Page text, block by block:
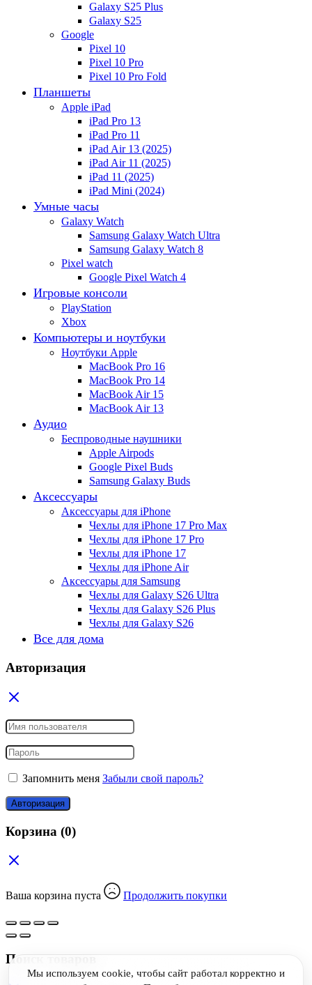
Мы используем cookie, чтобы сайт работал корректно и
Galaxy S25 Plus
Galaxy S25
Google
Pixel 10
Pixel 10 Pro
Pixel 10 Pro Fold
Планшеты
Apple iPad
iPad Pro 13
iPad Pro 11
iPad Air 13 (2025)
iPad Air 11 (2025)
iPad 11 (2025)
iPad Mini (2024)
Умные часы
Galaxy Watch
Samsung Galaxy Watch Ultra
Samsung Galaxy Watch 8
Pixel watch
Google Pixel Watch 4
Игровые консоли
PlayStation
Xbox
Компьютеры и ноутбуки
Ноутбуки Apple
MacBook Pro 16
MacBook Pro 14
MacBook Air 15
MacBook Air 13
Аудио
Беспроводные наушники
Apple Airpods
Google Pixel Buds
Samsung Galaxy Buds
Аксессуары
Аксессуары для iPhone
Чехлы для iPhone 17 Pro Max
Чехлы для iPhone 17 Pro
Чехлы для iPhone 17
Чехлы для iPhone Air
Аксессуары для Samsung
Чехлы для Galaxy S26 Ultra
Чехлы для Galaxy S26 Plus
Чехлы для Galaxy S26
Все для дома
Авторизация
Запомнить меня Забыли свой пароль?
Авторизация
Корзина (0)
Ваша корзина пуста Продолжить покупки
Поиск товаров